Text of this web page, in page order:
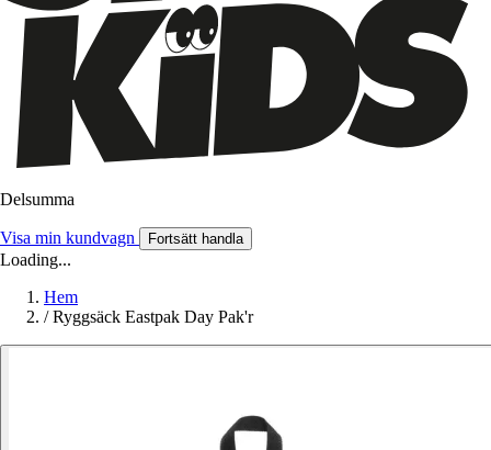
Delsumma
Visa min kundvagn Fortsätt handla
Loading...
Hem
/ Ryggsäck Eastpak Day Pak'r